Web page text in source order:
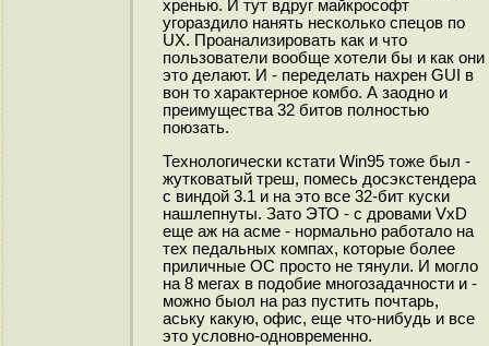
хренью. И тут вдруг майкрософт
угораздило нанять несколько спецов по
UX. Проанализировать как и что
пользователи вообще хотели бы и как они
это делают. И - переделать нахрен GUI в
вон то характерное комбо. А заодно и
преимущества 32 битов полностью
поюзать.
Технологически кстати Win95 тоже был -
жутковатый треш, помесь досэкстендера
с виндой 3.1 и на это все 32-бит куски
нашлепнуты. Зато ЭТО - с дровами VxD
еще аж на асме - нормально работало на
тех педальных компах, которые более
приличные ОС просто не тянули. И могло
на 8 мегах в подобие многозадачности и -
можно быол на раз пустить почтарь,
аську какую, офис, еще что-нибудь и все
это условно-одновременно.